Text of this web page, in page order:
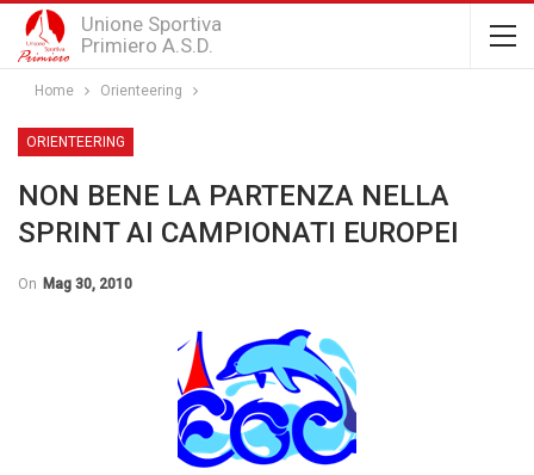
Unione Sportiva
Primiero A.S.D.
Home Orienteering
ORIENTEERING
NON BENE LA PARTENZA NELLA
SPRINT AI CAMPIONATI EUROPEI
On Mag 30, 2010